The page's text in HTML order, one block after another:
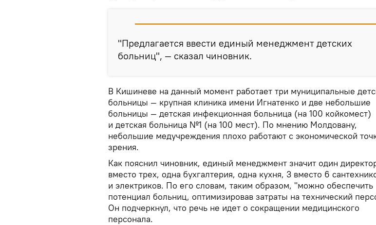
"Предлагается ввести единый менеджмент детских
больниц", — сказал чиновник.
В Кишиневе на данный момент работает три муниципальные
больницы — крупная клиника имени Игнатенко и две небольшие
больницы — детская инфекционная больница (на 100 койкомест)
и детская больница №1 (на 100 мест). По мнению Молдовану,
небольшие медучреждения плохо работают с экономической
зрения.
Как пояснил чиновник, единый менеджмент значит один
вместо трех, одна бухгалтерия, одна кухня, 3 вместо 6
и электриков. По его словам, таким образом, "можно обеспечить
потенциал больниц, оптимизировав затраты на технический
Он подчеркнул, что речь не идет о сокращении медицинского
персонала.